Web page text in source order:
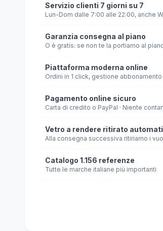
Servizio clienti 7 giorni su 7
Lun-Dom dalle 7:00 alle 22:00, anche
Garanzia consegna al piano
O è gratis: se non te la portiamo al
Piattaforma moderna online
Ordini in 1 click, gestione
Pagamento online sicuro
Carta di credito o PayPal · Niente
Vetro a rendere ritirato
Alla consegna successiva ritiriamo i
Catalogo 1.156 referenze
Tutte le marche italiane più importanti